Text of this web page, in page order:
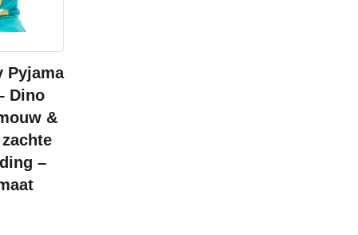
Pyjama
Dino
&
–